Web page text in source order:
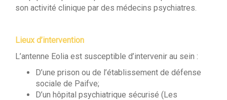
son activité clinique par des médecins psychiatres.
Lieux d’intervention
L’antenne Eolia est susceptible d’intervenir au sein :
D’une prison ou de l’établissement de défense
sociale de Paifve;
D’un hôpital psychiatrique sécurisé (Les